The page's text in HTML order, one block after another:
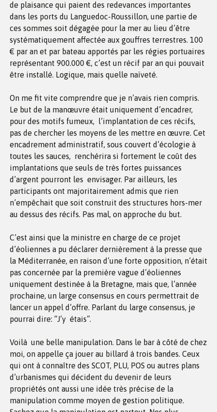
de plaisance qui paient des redevances importantes
dans les ports du Languedoc-Roussillon, une partie de
ces sommes soit dégagée pour la mer au lieu d’être
systématiquement affectée aux gouffres terrestres. 100
€ par an et par bateau apportés par les régies portuaires
représentant 900.000 €, c’est un récif par an qui pouvait
être installé. Logique, mais quelle naïveté.
On me fit vite comprendre que je n’avais rien compris.
Le but de la manœuvre était uniquement d’encadrer,
pour des motifs fumeux, l’implantation de ces récifs,
pas de chercher les moyens de les mettre en œuvre. Cet
encadrement administratif, sous couvert d’écologie à
toutes les sauces, renchérira si fortement le coût des
implantations que seuls de très fortes puissances
d’argent pourront les envisager. Par ailleurs, les
participants ont majoritairement admis que rien
n’empêchait que soit construit des structures hors-mer
au dessus des récifs. Pas mal, on approche du but.
C’est ainsi que la ministre en charge de ce projet
d’éoliennes a pu déclarer dernièrement à la presse que
la Méditerranée, en raison d’une forte opposition, n’était
pas concernée par la première vague d’éoliennes
uniquement destinée à la Bretagne, mais que, l’année
prochaine, un large consensus en cours permettrait de
lancer un appel d’offre. Parlant du large consensus, je
pourrai dire: “J’y étais”.
Voilà une belle manipulation. Dans le bar à côté de chez
moi, on appelle ça jouer au billard à trois bandes. Ceux
qui ont à connaître des SCOT, PLU, POS ou autres plans
d’urbanismes qui décident du devenir de leurs
propriétés ont aussi une idée très précise de la
manipulation comme moyen de gestion politique.